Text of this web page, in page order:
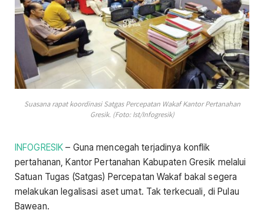
Suasana rapat koordinasi Satgas Percepatan Wakaf Kantor Pertanahan
Gresik. (Foto: Ist/Infogresik)
INFOGRESIK – Guna mencegah terjadinya konflik
pertahanan, Kantor Pertanahan Kabupaten Gresik melalui
Satuan Tugas (Satgas) Percepatan Wakaf bakal segera
melakukan legalisasi aset umat. Tak terkecuali, di Pulau
Bawean.